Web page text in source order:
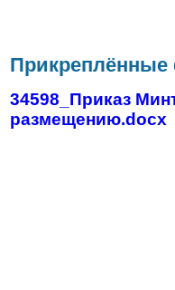
34598_Приказ
размещению.docx